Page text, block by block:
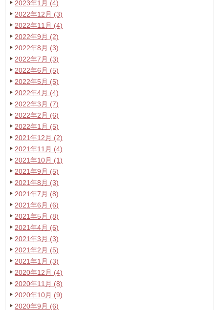
2023年1月 (4)
2022年12月 (3)
2022年11月 (4)
2022年9月 (2)
2022年8月 (3)
2022年7月 (3)
2022年6月 (5)
2022年5月 (5)
2022年4月 (4)
2022年3月 (7)
2022年2月 (6)
2022年1月 (5)
2021年12月 (2)
2021年11月 (4)
2021年10月 (1)
2021年9月 (5)
2021年8月 (3)
2021年7月 (8)
2021年6月 (6)
2021年5月 (8)
2021年4月 (6)
2021年3月 (3)
2021年2月 (5)
2021年1月 (3)
2020年12月 (4)
2020年11月 (8)
2020年10月 (9)
2020年9月 (6)